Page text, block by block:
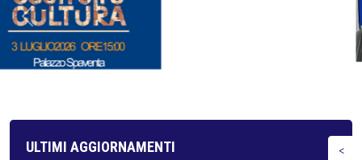
Previous
ULTIMI AGGIORNAMENTI <